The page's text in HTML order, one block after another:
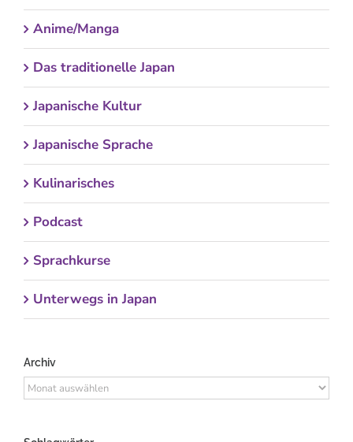
Anime/Manga
Das traditionelle Japan
Japanische Kultur
Japanische Sprache
Kulinarisches
Podcast
Sprachkurse
Unterwegs in Japan
Archiv
Archiv